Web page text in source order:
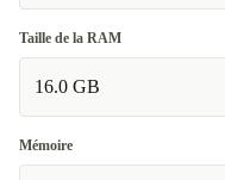
Taille de la RAM
16.0 GB
Mémoire